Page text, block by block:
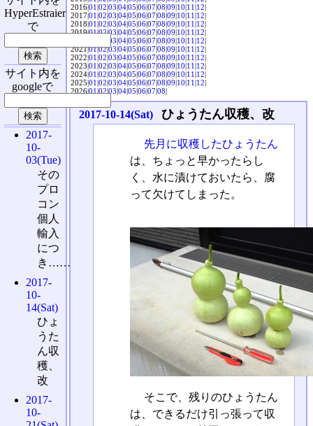
2016|01|02|03|04|05|06|07|08|09|10|11|12|
2017|01|02|03|04|05|06|07|08|09|10|11|12|
2018|01|02|03|04|05|06|07|08|09|10|11|12|
2019|01|02|03|04|05|06|07|08|09|10|11|12|
03|04|05|06|07|08|09|10|11|12|
2021|01|02|03|04|05|06|07|08|09|10|11|12|
2022|01|02|03|04|05|06|07|08|09|10|11|12|
2023|01|02|03|04|05|06|07|08|09|10|11|12|
2024|01|02|03|04|05|06|07|08|09|10|11|12|
2025|01|02|03|04|05|06|07|08|09|10|11|12|
2026|01|02|03|04|05|06|07|08|
2017-10-14(Sat) ひょうたん収穫、改
先月に収穫したひょうたん
は、ちょっと早かったらし
く、水に漬けておいたら、腐
って欠けてしまった。
そこで、残りのひょうたん
は、できるだけ引っ張って収
HyperEstraier
で
サイト内を
googleで
2017-
10-
03(Tue)
その
プロ
コン
個人
輸入
につ
き……
2017-
10-
14(Sat)
ひょ
うた
ん収
穫、
改
2017-
10-